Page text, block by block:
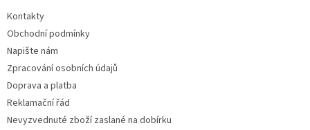
Kontakty
Obchodní podmínky
Napište nám
Zpracování osobních údajů
Doprava a platba
Reklamační řád
Nevyzvednuté zboží zaslané na dobírku